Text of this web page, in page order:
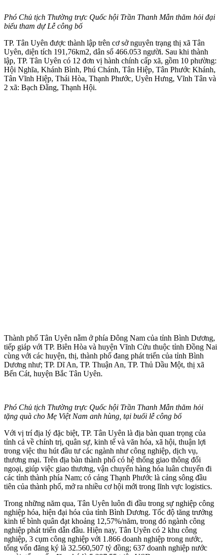
Phó Chủ tịch Thường trực Quốc hội Trần Thanh Mẫn thăm hỏi đại
biểu tham dự Lễ công bố
TP. Tân Uyên được thành lập trên cơ sở nguyên trạng thị xã Tân
Uyên, diện tích 191,76km2, dân số 466.053 người. Sau khi thành
lập, TP. Tân Uyên có 12 đơn vị hành chính cấp xã, gồm 10 phường:
Hội Nghĩa, Khánh Bình, Phú Chánh, Tân Hiệp, Tân Phước Khánh,
Tân Vĩnh Hiệp, Thái Hòa, Thạnh Phước, Uyên Hưng, Vĩnh Tân và
2 xã: Bạch Đằng, Thạnh Hội.
Thành phố Tân Uyên nằm ở phía Đông Nam của tỉnh Bình Dương,
tiếp giáp với TP. Biên Hòa và huyện Vĩnh Cửu thuộc tỉnh Đồng Nai
cùng với các huyện, thị, thành phố đang phát triển của tỉnh Bình
Dương như; TP. Dĩ An, TP. Thuận An, TP. Thủ Dầu Một, thị xã
Bến Cát, huyện Bắc Tân Uyên.
Phó Chủ tịch Thường trực Quốc hội Trần Thanh Mẫn thăm hỏi
tặng quà cho Mẹ Việt Nam anh hùng, tại buổi lễ công bố
Với vị trí địa lý đặc biệt, TP. Tân Uyên là địa bàn quan trọng của
tỉnh cả về chính trị, quân sự, kinh tế và văn hóa, xã hội, thuận lợi
trong việc thu hút đầu tư các ngành như công nghiệp, dịch vụ,
thương mại. Trên địa bàn thành phố có hệ thống giao thông đối
ngoại, giúp việc giao thương, vận chuyển hàng hóa luân chuyển đi
các tỉnh thành phía Nam; có cảng Thạnh Phước là cảng sông đầu
tiên của thành phố, mở ra nhiều cơ hội mới trong lĩnh vực logistics.
Trong những năm qua, Tân Uyên luôn đi đầu trong sự nghiệp công
nghiệp hóa, hiện đại hóa của tỉnh Bình Dương. Tốc độ tăng trưởng
kinh tế bình quân đạt khoảng 12,57%/năm, trong đó ngành công
nghiệp phát triển dẫn đầu. Hiện nay, Tân Uyên có 2 khu công
nghiệp, 3 cụm công nghiệp với 1.866 doanh nghiệp trong nước,
tổng vốn đăng ký là 32.560,507 tỷ đồng; 637 doanh nghiệp nước